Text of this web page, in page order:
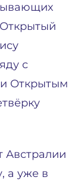
с
Открытым
Австралии
а уже в